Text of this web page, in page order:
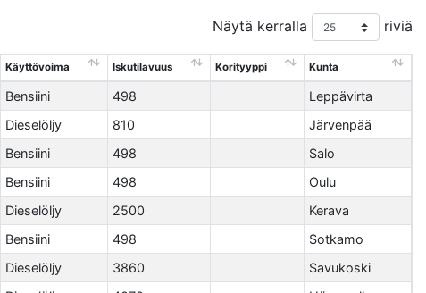
Näytä kerralla riviä
Käyttövoima Iskutilavuus Korityyppi Kunta
Bensiini 498 Leppävirta
Dieselöljy 810 Järvenpää
Bensiini 498 Salo
Bensiini 498 Oulu
Dieselöljy 2500 Kerava
Bensiini 498 Sotkamo
Dieselöljy 3860 Savukoski